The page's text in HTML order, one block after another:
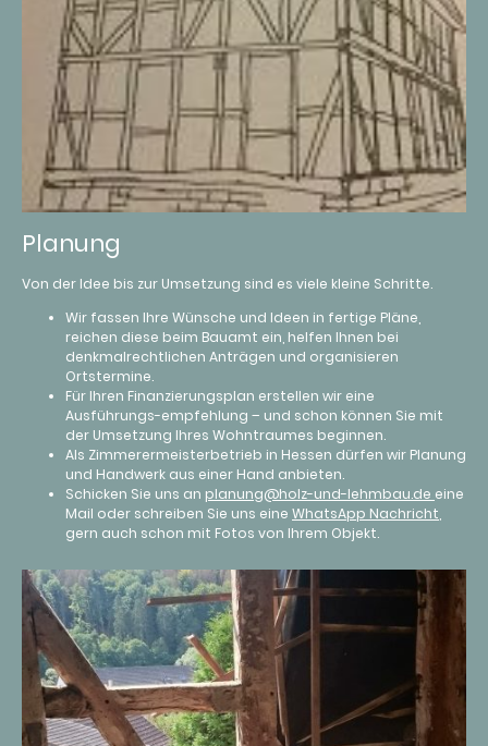
Planung
Von der Idee bis zur Umsetzung sind es viele kleine Schritte.
Wir fassen Ihre Wünsche und Ideen in fertige Pläne,
reichen diese beim Bauamt ein, helfen Ihnen bei
denkmalrechtlichen Anträgen und organisieren
Ortstermine.
Für Ihren Finanzierungsplan erstellen wir eine
Ausführungs-empfehlung – und schon können Sie mit
der Umsetzung Ihres Wohntraumes beginnen.
Als Zimmerermeisterbetrieb in Hessen dürfen wir Planung
und Handwerk aus einer Hand anbieten.
Schicken Sie uns an planung@holz-und-lehmbau.de eine
Mail oder schreiben Sie uns eine WhatsApp Nachricht
gern auch schon mit Fotos von Ihrem Objekt.